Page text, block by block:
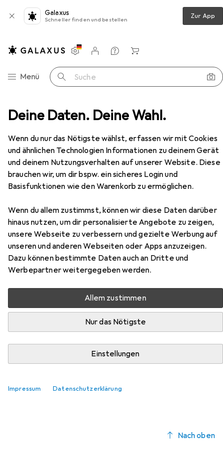
Deine Daten. Deine Wahl.
Wenn du nur das Nötigste wählst, erfassen wir mit Cookies
und ähnlichen Technologien Informationen zu deinem Gerät
und deinem Nutzungsverhalten auf unserer Website. Diese
brauchen wir, um dir bspw. ein sicheres Login und
Basisfunktionen wie den Warenkorb zu ermöglichen.
Wenn du allem zustimmst, können wir diese Daten darüber
hinaus nutzen, um dir personalisierte Angebote zu zeigen,
unsere Webseite zu verbessern und gezielte Werbung auf
unseren und anderen Webseiten oder Apps anzuzeigen.
Dazu können bestimmte Daten auch an Dritte und
Werbepartner weitergegeben werden.
Allem zustimmen
Nur das Nötigste
Einstellungen
Impressum Datenschutzerklärung
Galaxus
Schneller finden und bestellen Zur App
Navigation nach Kategorien
Menü Suche
Einstellungen
Kundenkonto
Vergleichslisten
Merklisten
Warenkorb
Couchtisch + Beistelltisch Skye Decor Luxe
EUR
120,48
Skye Decor
Luxe
60 x 90 x 40 cm
Zubehör für Skye Decor Luxe
Hier findest du passendes Zubehör zum Produkt Skye
Decor Luxe aus der Kategorie Möbelgleiter +
Schutzpuffer.
Relevanz
Produktliste
Möbelgleiter + Schutzpuffer
EUR
9,41 1,18/1Stk.
Teppich-Gleiter
Teppichgleiter, 8 Stk.
Nach oben